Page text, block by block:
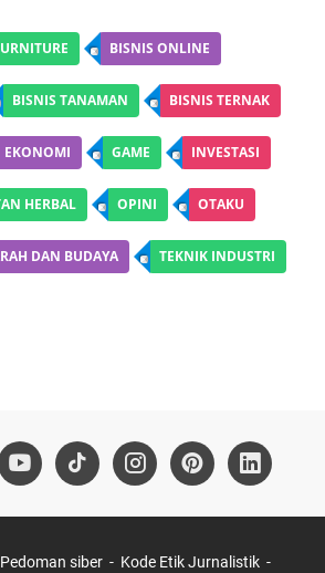
BISNIS ONLINE
BISNIS TANAMAN BISNIS TERNAK
EKONOMI GAME INVESTASI
HERBAL OPINI OTAKU
DAN BUDAYA TEKNIK INDUSTRI
Pedoman siber Kode Etik Jurnalistik